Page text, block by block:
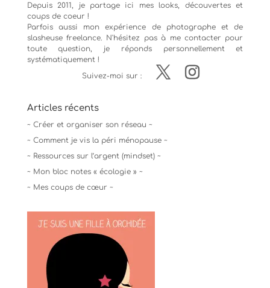
Depuis 2011, je partage ici mes looks, découvertes et
coups de coeur !
Parfois aussi mon expérience de photographeet de
slasheuse freelance. N'hésitez pas à me contacter pour
toute question, je réponds personnellement et
systématiquement !
Suivez-moi sur :
Articles récents
~ Créer et organiser son réseau ~
~ Comment je vis la péri ménopause ~
~ Ressources sur l’argent (mindset) ~
~ Mon bloc notes « écologie » ~
~ Mes coups de cœur ~